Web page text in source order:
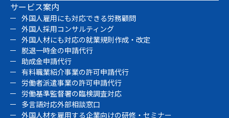
サービス案内
外国人雇用にも対応できる労務顧問
外国人採用コンサルティング
外国人材にも対応の就業規則作成・改定
脱退一時金の申請代行
助成金申請代行
有料職業紹介事業の許可申請代行
労働者派遣事業の許可申請代行
労働基準監督署の臨検調査対応
多言語対応外部相談窓口
外国人材を雇用する企業向けの研修・セミナー